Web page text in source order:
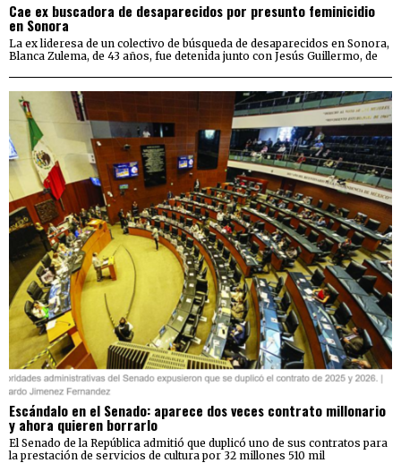
Cae ex buscadora de desaparecidos por presunto feminicidio
en Sonora
La ex lideresa de un colectivo de búsqueda de desaparecidos en Sonora,
Blanca Zulema, de 43 años, fue detenida junto con Jesús Guillermo, de
Escándalo en el Senado: aparece dos veces contrato millonario
y ahora quieren borrarlo
El Senado de la República admitió que duplicó uno de sus contratos para
la prestación de servicios de cultura por 32 millones 510 mil